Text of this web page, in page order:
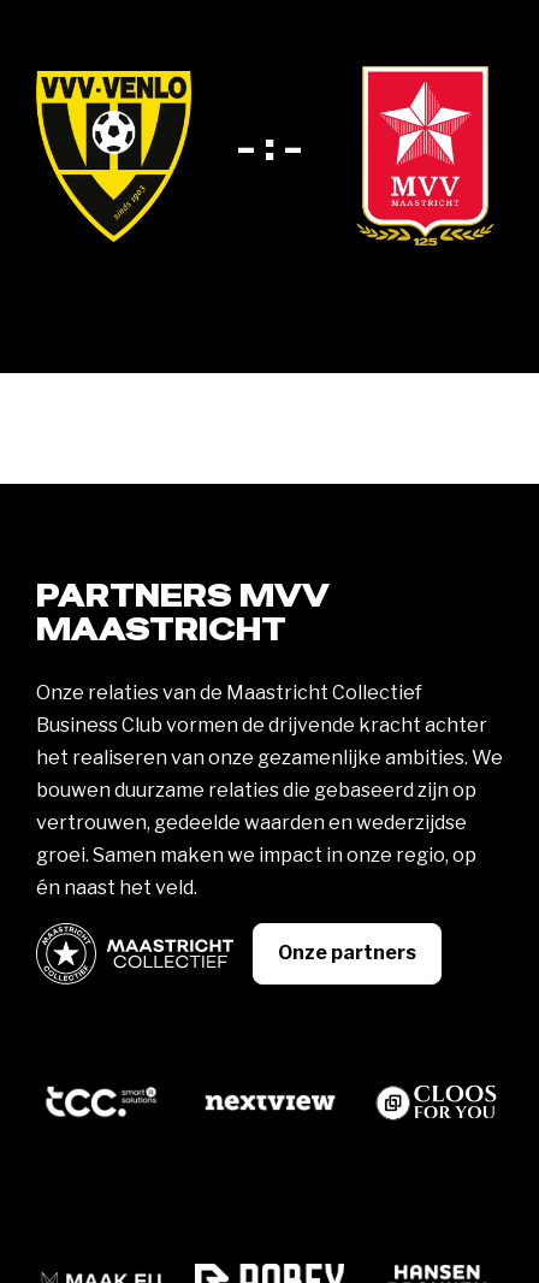
- : -
PARTNERS MVV
MAASTRICHT
Onze relaties van de Maastricht Collectief
Business Club vormen de drijvende kracht achter
het realiseren van onze gezamenlijke ambities. We
bouwen duurzame relaties die gebaseerd zijn op
vertrouwen, gedeelde waarden en wederzijdse
groei. Samen maken we impact in onze regio, op
én naast het veld.
Onze partners